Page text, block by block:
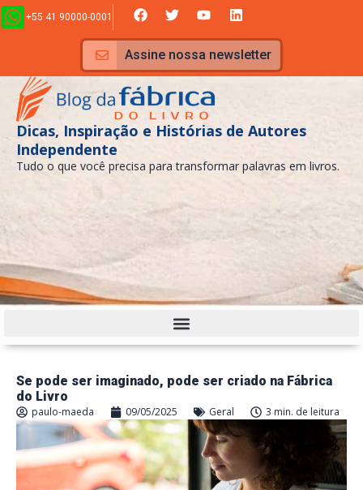
Ir
para
conteúdo
+55 41 90000-0001 F
a
c
e
b
o
o
k
T
w
i
t
t
e
r
Y
o
u
t
u
b
e
L
i
n
k
e
d
Assine nossa newsletter
Dicas, Inspiração e Histórias de Autores
Independente
Tudo o que você precisa para transformar palavras em livros.
Se pode ser imaginado, pode ser criado na Fábrica
do Livro
paulo-maeda 09/05/2025 Geral 3 min. de leitura